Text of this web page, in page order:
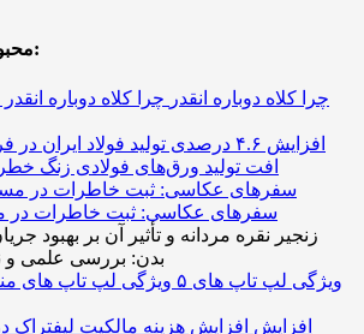
محبوب‌ترین مطالب مجله:
چرا کلاه دوباره انقدر
افت تولید ورق‌های فولادی زنگ
سفرهای عکاسی: ثبت خاطرات در
زنجیر نقره مردانه و تأثیر آن بر بهبود
بدن: بررسی علمی و
۵ ویژگی لپ تاپ های
افزایش